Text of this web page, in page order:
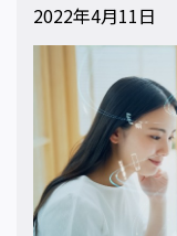
2022年4月11日